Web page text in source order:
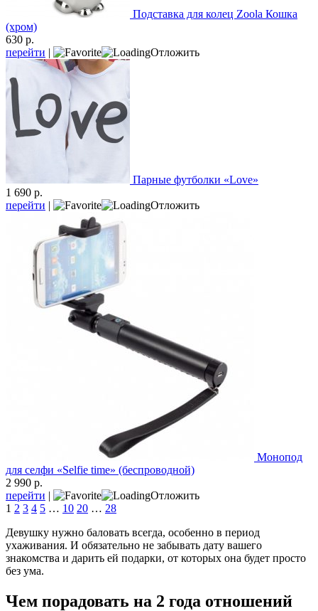
Подставка для колец Zoola Кошка
(хром)
630 р.
перейти | Отложить
Парные футболки «Love»
1 690 р.
перейти | Отложить
Монопод
для селфи «Selfie time» (беспроводной)
2 990 р.
перейти |
Отложить
1 2 3 4 5 … 10 20 … 28
Девушку нужно баловать всегда, особенно в период
ухаживания. И обязательно не забывать дату вашего
знакомства и дарить ей подарки, от которых она будет просто
без ума.
Чем порадовать на 2 года отношений